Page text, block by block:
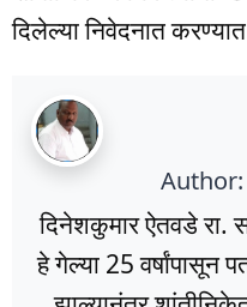
दिलेल्या निवेदनात
Author:
दिनेशकुमार ऐतवडे रा.
हे गेल्या 25 वर्षांपासून